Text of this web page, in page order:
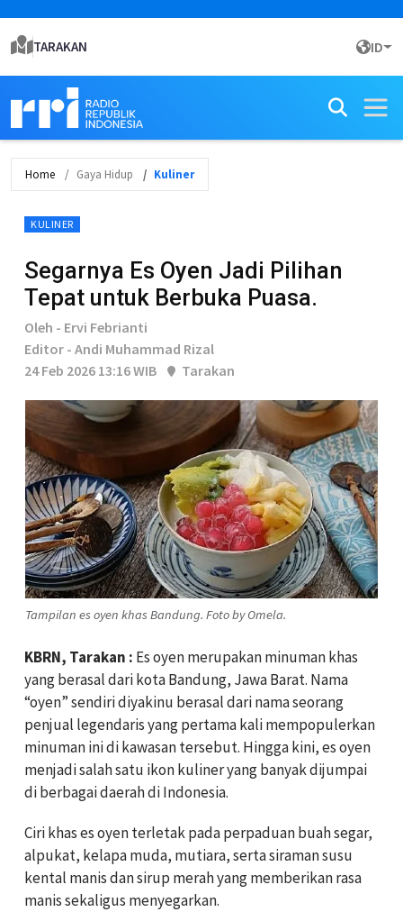
TARAKAN ID
Home Gaya Hidup Kuliner
KULINER
Segarnya Es Oyen Jadi Pilihan
Tepat untuk Berbuka Puasa.
Oleh - Ervi Febrianti
Editor - Andi Muhammad Rizal
24 Feb 2026 13:16 WIB
Tarakan
Tampilan es oyen khas Bandung. Foto by Omela.
KBRN, Tarakan : Es oyen merupakan minuman khas
yang berasal dari kota Bandung, Jawa Barat. Nama
“oyen” sendiri diyakinu berasal dari nama seorang
penjual legendaris yang pertama kali mempopulerkan
minuman ini di kawasan tersebut. Hingga kini, es oyen
menjadi salah satu ikon kuliner yang banyak dijumpai
di berbagai daerah di Indonesia.
Ciri khas es oyen terletak pada perpaduan buah segar,
alpukat, kelapa muda, mutiara, serta siraman susu
kental manis dan sirup merah yang memberikan rasa
manis sekaligus menyegarkan.